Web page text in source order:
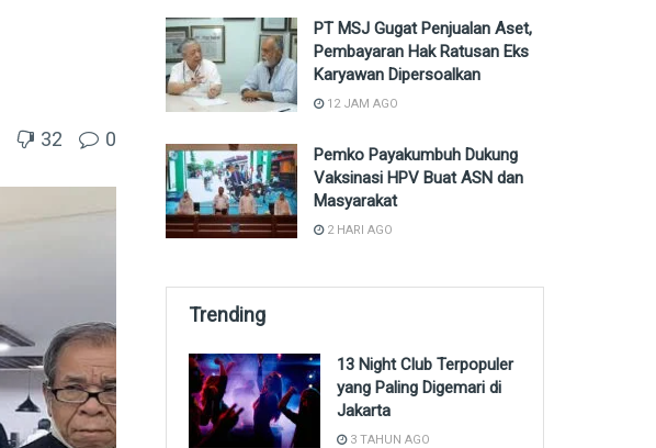
32 0
PT MSJ Gugat Penjualan Aset,
Pembayaran Hak Ratusan Eks
Karyawan Dipersoalkan
12 JAM AGO
Pemko Payakumbuh Dukung
Vaksinasi HPV Buat ASN dan
Masyarakat
2 HARI AGO
Trending
13 Night Club Terpopuler
yang Paling Digemari di
Jakarta
3 TAHUN AGO